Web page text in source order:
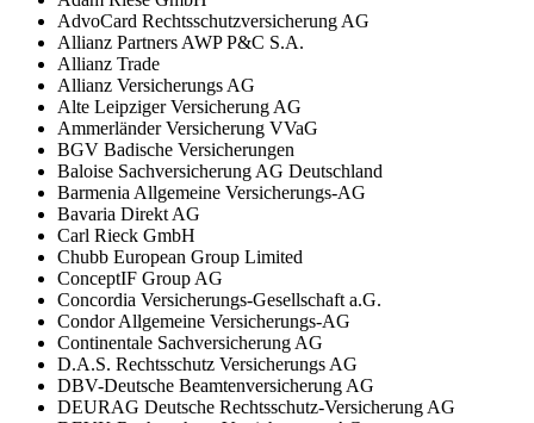
AdvoCard Rechtsschutzversicherung AG
Allianz Partners AWP P&C S.A.
Allianz Trade
Allianz Versicherungs AG
Alte Leipziger Versicherung AG
Ammerländer Versicherung VVaG
BGV Badische Versicherungen
Baloise Sachversicherung AG Deutschland
Barmenia Allgemeine Versicherungs-AG
Bavaria Direkt AG
Carl Rieck GmbH
Chubb European Group Limited
ConceptIF Group AG
Concordia Versicherungs-Gesellschaft a.G.
Condor Allgemeine Versicherungs-AG
Continentale Sachversicherung AG
D.A.S. Rechtsschutz Versicherungs AG
DBV-Deutsche Beamtenversicherung AG
DEURAG Deutsche Rechtsschutz-Versicherung AG